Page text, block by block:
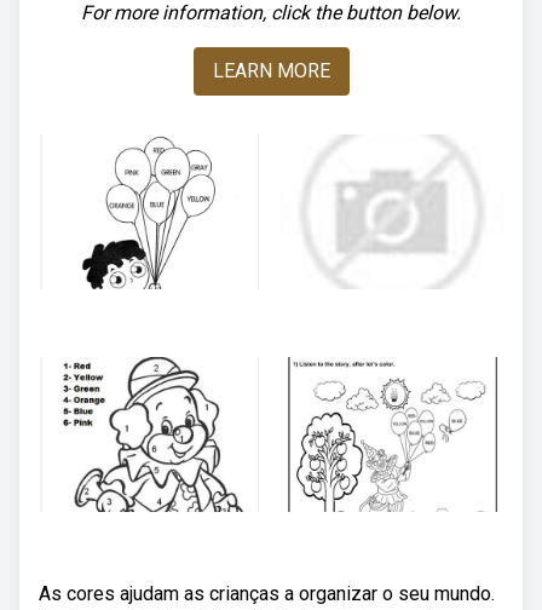
For more information, click the button below.
LEARN MORE
As cores ajudam as crianças a organizar o seu mundo.